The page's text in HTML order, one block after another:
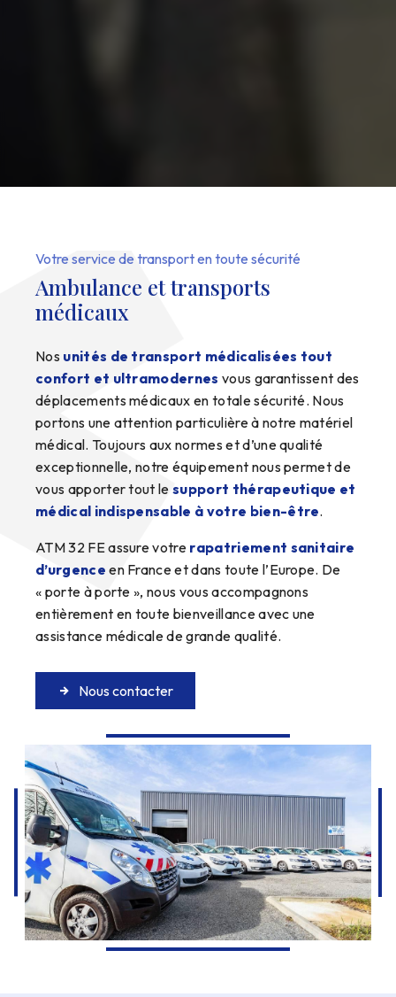
Votre service de transport en toute sécurité
Ambulance et transports
médicaux
Nos unités de transport médicalisées tout
confort et ultramodernes vous garantissent des
déplacements médicaux en totale sécurité. Nous
portons une attention particulière à notre matériel
médical. Toujours aux normes et d’une qualité
exceptionnelle, notre équipement nous permet de
vous apporter tout lesupport thérapeutique et
médical indispensable à votre bien-être.
ATM 32 FE assure votre rapatriement sanitaire
d’urgence en France et dans toute l’Europe. De
« porte à porte », nous vous accompagnons
entièrement en toute bienveillance avec une
assistance médicale de grande qualité.
Nous contacter